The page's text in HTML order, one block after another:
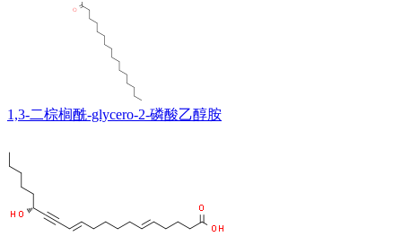
1,3-二棕榈酰-glycero-2-磷酸乙醇胺